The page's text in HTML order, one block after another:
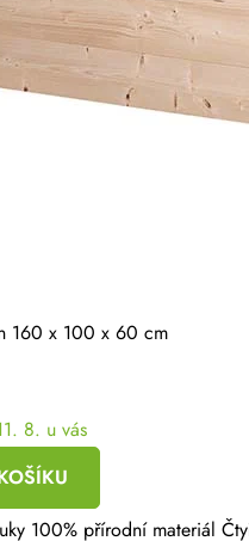
160 x 100 x 60 cm
8. u vás
160 × 100 × 60